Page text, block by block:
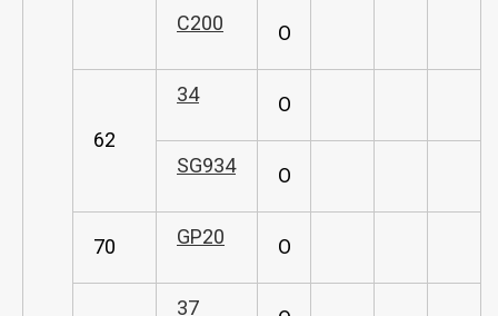
C200 O
62
34 O
SG934 O
70 GP20 O
37